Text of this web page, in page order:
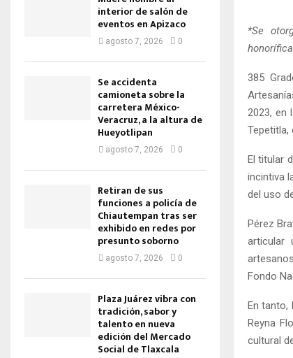
*Se
385
2023, en
Tepetitla,
El titular
incintiva
del uso
Pérez
articular
Fondo
En tanto,
Reyna
cultural
interior de salón de
eventos en Apizaco
agosto 7, 2026 0
Se accidenta
camioneta sobre la
carretera México-
Veracruz, a la altura de
Hueyotlipan
agosto 7, 2026 0
Retiran de sus
funciones a policía de
Chiautempan tras ser
exhibido en redes por
presunto soborno
agosto 7, 2026 0
Plaza Juárez vibra con
tradición, sabor y
talento en nueva
edición del Mercado
Social de Tlaxcala